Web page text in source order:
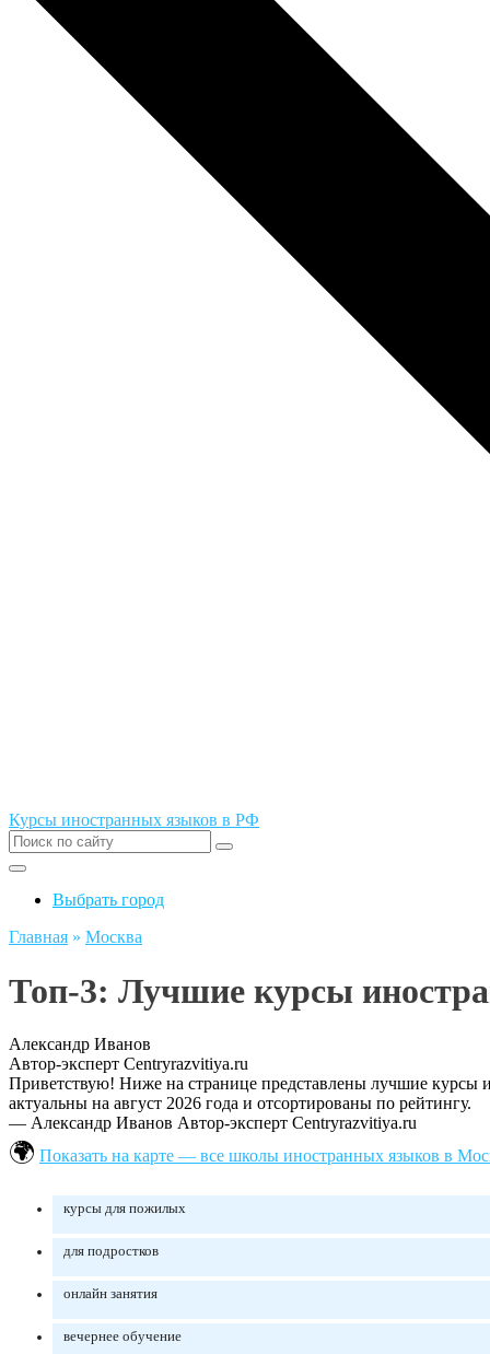
Курсы иностранных языков в РФ
Выбрать город
Главная » Москва
Топ-3: Лучшие курсы
Александр Иванов
Автор-эксперт Centryrazvitiya.ru
Приветствую! Ниже на странице представлены лучшие курсы
актуальны на август 2026 года и отсортированы по рейтингу.
— Александр Иванов Автор-эксперт Centryrazvitiya.ru
Показать на карте — все школы иностранных языков в
курсы для пожилых
для подростков
онлайн занятия
вечернее обучение